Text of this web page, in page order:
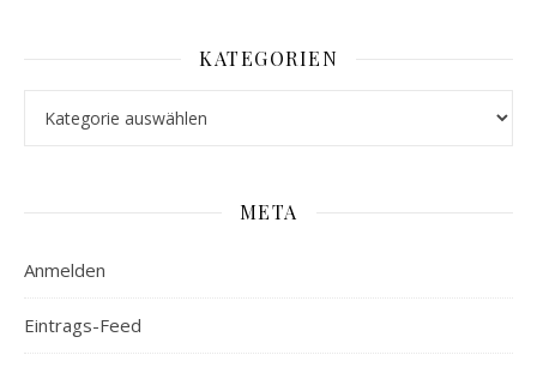
KATEGORIEN
META
Anmelden
Eintrags-Feed